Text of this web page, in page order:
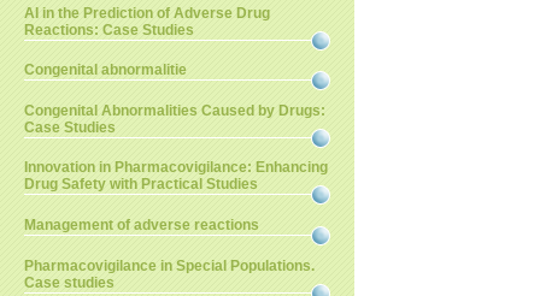
AI in the Prediction of Adverse Drug
Reactions: Case Studies
Congenital abnormalitie
Congenital Abnormalities Caused by Drugs:
Case Studies
Innovation in Pharmacovigilance: Enhancing
Drug Safety with Practical Studies
Management of adverse reactions
Pharmacovigilance in Special Populations.
Case studies